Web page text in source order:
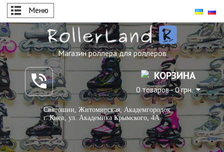
Меню
Магазин роллера для роллеров
КОРЗИНА
0 товаров - 0 грн.
Святошин, Житомирская, Академгородок
г. Киев, ул. Академика Крымского, 4А